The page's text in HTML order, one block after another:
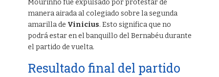
Mourinho fue expulsado por protestar de
manera airada al colegiado sobre la segunda
amarilla de Vinicius. Esto significa que no
podrá estar en el banquillo del Bernabéu durante
el partido de vuelta.
Resultado final del partido